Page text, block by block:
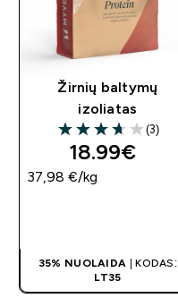
Žirnių baltymų
izoliatas
3.67 out of 5 stars
(3)
18.99€‎
37,98 €‎/kg
35% NUOLAIDA | KODAS:
LT35